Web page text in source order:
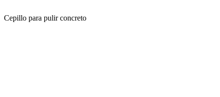
Cepillo para pulir concreto